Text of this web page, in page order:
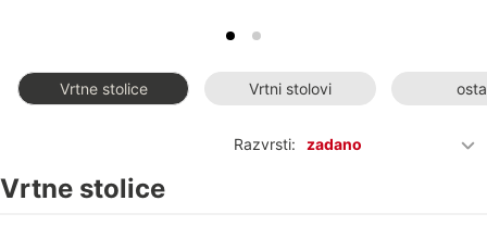
Vrtne stolice Vrtni stolovi
Razvrsti: zadano
Vrtne stolice